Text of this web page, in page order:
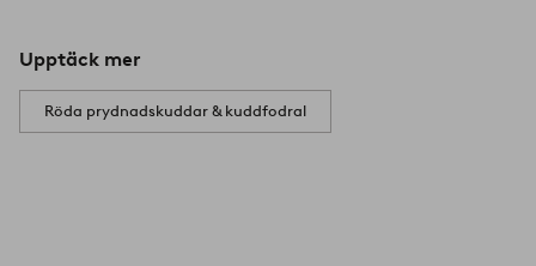
Upptäck mer
Röda prydnadskuddar & kuddfodral